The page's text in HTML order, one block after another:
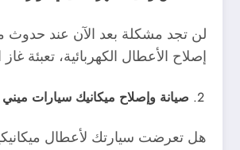
لن تجد مشكلة بعد الآن عند حدوث
إصلاح الأعطال الكهربائية، تعبئة
صيانة وإصلاح ميكانيك سيارات ميني
هل تعرضت سيارتك لأعطال